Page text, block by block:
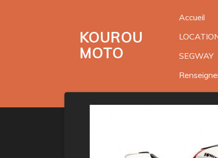
KOUROU
MOTO
Accueil
SEGWAY